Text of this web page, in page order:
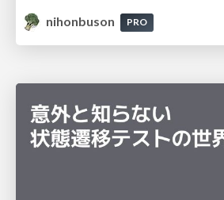
nihonbuson
PRO